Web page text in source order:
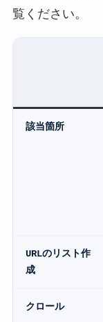
覧ください。
該当箇所
URLのリスト作
成
クロール